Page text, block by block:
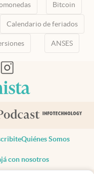
Bitcoin
Calendario de feriados
ANSES
pestañapestaña
en nueva pestaña
abre en nueva pestaña
abre en nueva pestaña
Quiénes Somos
con nosotros